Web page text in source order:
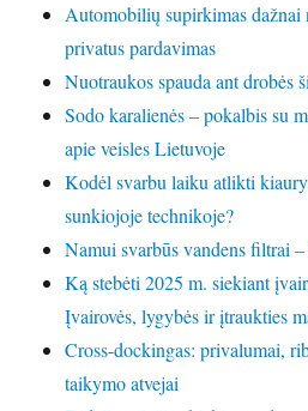
Automobilių supirkimas dažnai
privatus pardavimas
Nuotraukos spauda ant drobės
Sodo karalienės – pokalbis su
apie veisles Lietuvoje
Kodėl svarbu laiku atlikti
sunkiojoje technikoje?
Namui svarbūs vandens filtrai
Ką stebėti 2025 m. siekiant
Įvairovės, lygybės ir įtraukties
Cross-dockingas: privalumai,
taikymo atvejai